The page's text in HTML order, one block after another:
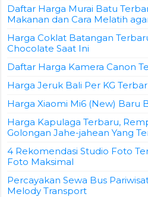
Daftar Harga Murai Batu
Makanan dan Cara Melatih
Harga Coklat Batangan
Chocolate Saat Ini
Daftar Harga Kamera Canon
Harga Jeruk Bali Per KG
Harga Xiaomi Mi6 (New) Baru
Harga Kapulaga Terbaru,
Golongan Jahe-jahean Yang
4 Rekomendasi Studio Foto
Foto Maksimal
Percayakan Sewa Bus
Melody Transport